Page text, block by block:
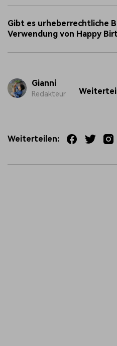
Gibt es urheberrechtliche
Verwendung von Happy
Gianni
Redakteur
Weiterteilen: